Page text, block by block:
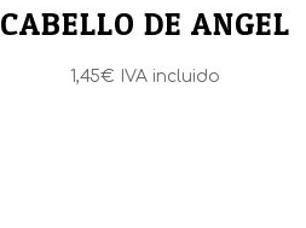
CABELLO DE ANGEL
1,45€ IVA incluido